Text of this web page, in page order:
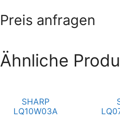
Preis anfragen
Ähnliche
SHARP
LQ10W03A